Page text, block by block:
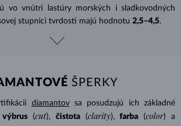
vo vnútri lastúry morských i sladkovodných
stupnici tvrdosti majú hodnotu 2,5–4,5.
ŠPERKY
diamantovsa posudzujú ich základné
výbrus (cut), čistota (clarity), farba (color) a